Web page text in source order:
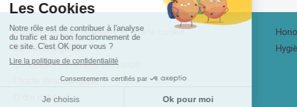
Politique de confidentialité et charte cookie
Mentions légales
Conditions Générales Utilisation
Charte déontologique
Ordre national